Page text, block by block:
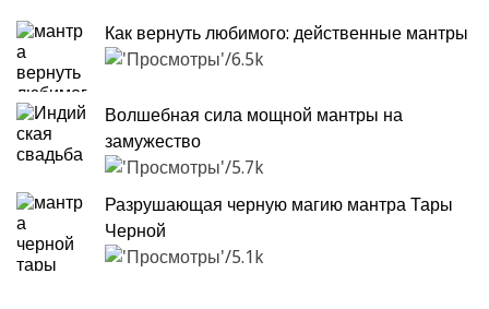
Как вернуть любимого: действенные мантры
6.5k
Волшебная сила мощной мантры на
замужество
5.7k
Разрушающая черную магию мантра Тары
Черной
5.1k